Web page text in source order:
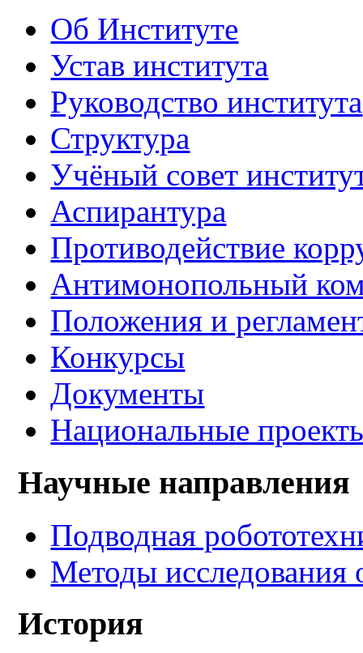
Об Институте
Устав института
Руководство института
Структура
Учёный совет
Аспирантура
Противодействие
Антимонопольный
Положения и
Конкурсы
Документы
Национальные
Научные направления
Подводная
Методы исследования
История